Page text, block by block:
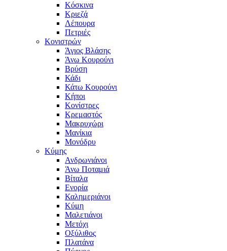
Κόσκινα
Κριεζά
Λέπουρα
Πετριές
Κονιστρών
Άγιος Βλάσης
Άνω Κουρούνι
Βρύση
Κάδι
Κάτω Κουρούνι
Κήποι
Κονίστρες
Κρεμαστός
Μακρυχώρι
Μανίκια
Μονόδρυ
Κύμης
Ανδρωνιάνοι
Άνω Ποταμιά
Βίταλα
Ενορία
Καλημεριάνοι
Κύμη
Μαλετιάνοι
Μετόχι
Οξύλιθος
Πλατάνα